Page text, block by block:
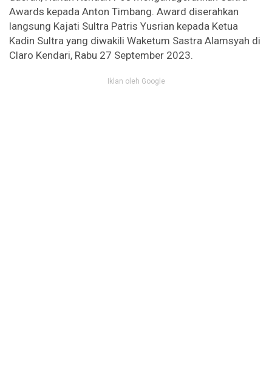
Awards kepada Anton Timbang. Award diserahkan
langsung Kajati Sultra Patris Yusrian kepada Ketua
Kadin Sultra yang diwakili Waketum Sastra Alamsyah di
Claro Kendari, Rabu 27 September 2023.
Iklan oleh Google